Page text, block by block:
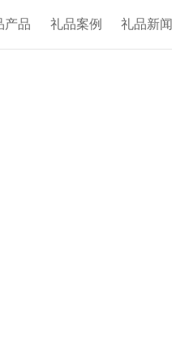
产品 礼品案例 礼品新闻